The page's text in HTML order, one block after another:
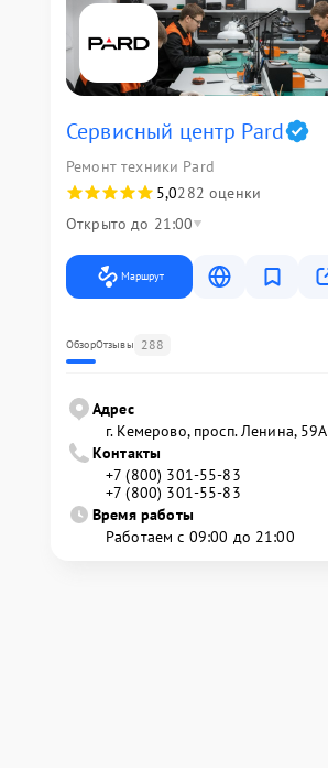
Сервисный центр Pard
Ремонт техники Pard
5,0282 оценки
Открыто до 21:00
Маршрут
ОбзорОтзывы 288
Адрес
г. Кемерово, просп. Ленина, 59А
Контакты
+7 (800) 301-55-83
+7 (800) 301-55-83
Время работы
Работаем с 09:00 до 21:00